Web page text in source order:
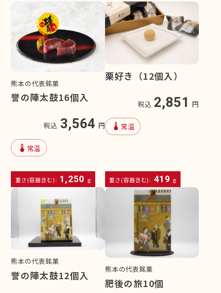
熊本の代表銘菓
誉の陣太鼓16個入
税込 3,564 円
device_thermostat 常温
重さ(容器含む): 1,250 g
栗好き（12個入）
税込 2,851 円
device_thermostat 常温
重さ(容器含む): 419 g
熊本の代表銘菓
誉の陣太鼓12個入 熊本の代表銘菓
肥後の旅10個